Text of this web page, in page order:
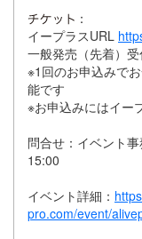
：
イープラスURL
一般発売（先着）
※1回のお申込みで
能です
※お申込みにはイー
問合せ：イベント
15:00
イベント詳細：
pro.com/event/